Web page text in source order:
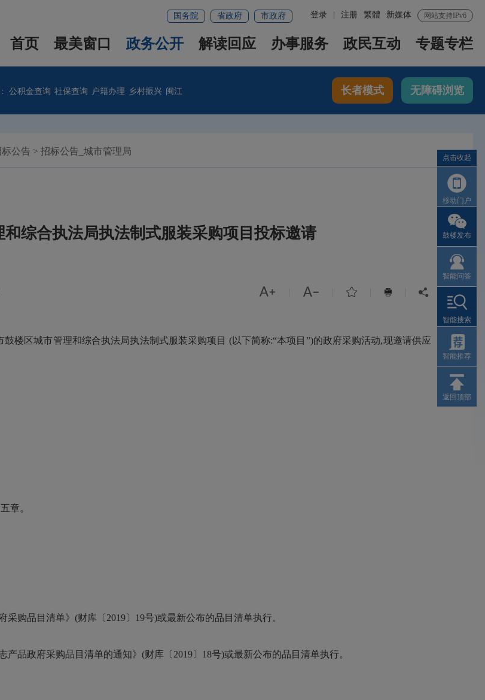
网站支持IPv6
新媒体
繁體
登录 注册
国务院 省政府 市政府
首页 最美窗口 政务公开 解读回应 办事服务 政民互动 专题专栏
公积金查询 社保查询 户籍办理 乡村振兴 闽江 长者模式 无障碍浏览
公告 > 招标公告_城市管理局
综合执法局执法制式服装采购项目投标邀请
    
区城市管理和综合执法局执法制式服装采购项目 (以下简称:“本项目”)的政府采购活动,现邀请供应
章。
品目清单》(财库〔2019〕19号)或最新公布的品目清单执行。
政府采购品目清单的通知》(财库〔2019〕18号)或最新公布的品目清单执行。
点击收起
移动门户
鼓楼发布
智能问答
智能搜索
智能推荐
返回顶部